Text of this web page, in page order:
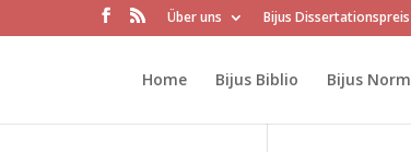
Über uns Bijus Dissertationspreis
Home Bijus Biblio Bijus Norm